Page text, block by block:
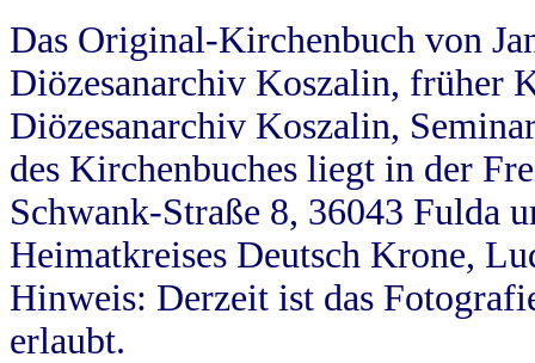
Das Original-Kirchenbuch von
Diözesanarchiv Koszalin, früher
Diözesanarchiv Koszalin,
des Kirchenbuches liegt in der
Schwank-Straße 8, 36043 Fulda
Heimatkreises Deutsch Krone,
Hinweis: Derzeit ist das
erlaubt.